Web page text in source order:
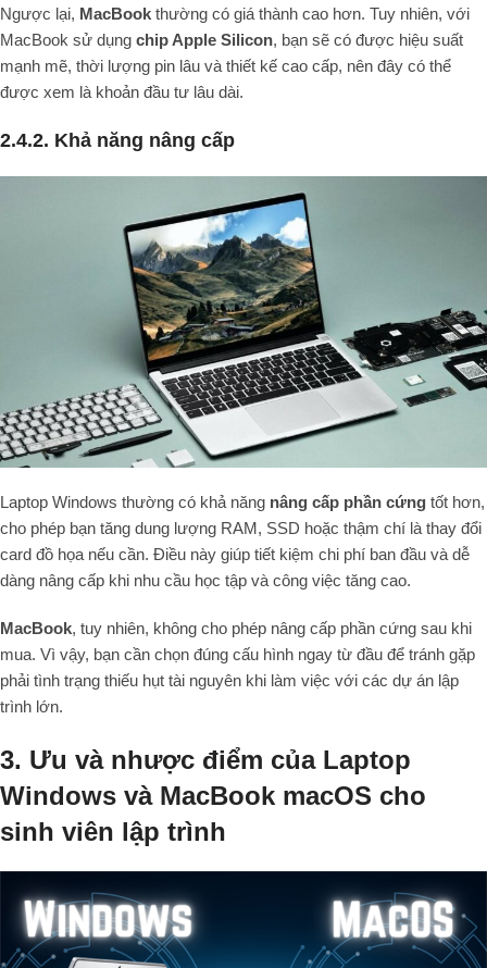
Ngược lại, MacBook thường có giá thành cao hơn. Tuy nhiên, với
MacBook sử dụng chip Apple Silicon, bạn sẽ có được hiệu suất
mạnh mẽ, thời lượng pin lâu và thiết kế cao cấp, nên đây có thể
được xem là khoản đầu tư lâu dài.
2.4.2. Khả năng nâng cấp
Laptop Windows thường có khả năng nâng cấp phần cứng tốt hơn,
cho phép bạn tăng dung lượng RAM, SSD hoặc thậm chí là thay đổi
card đồ họa nếu cần. Điều này giúp tiết kiệm chi phí ban đầu và dễ
dàng nâng cấp khi nhu cầu học tập và công việc tăng cao.
MacBook, tuy nhiên, không cho phép nâng cấp phần cứng sau khi
mua. Vì vậy, bạn cần chọn đúng cấu hình ngay từ đầu để tránh gặp
phải tình trạng thiếu hụt tài nguyên khi làm việc với các dự án lập
trình lớn.
3. Ưu và nhược điểm của Laptop
Windows và MacBook macOS cho
sinh viên lập trình